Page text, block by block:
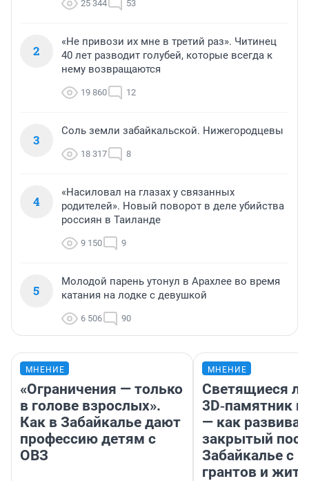
25 344 53
2
«Не привози их мне в третий раз». Читинец
40 лет разводит голубей, которые всегда к
нему возвращаются
19 860 12
3
Соль земли забайкальской. Нижегородцевы
18 317 8
4
«Насиловал на глазах у связанных
родителей». Новый поворот в деле убийства
россиян в Таиланде
9 150 9
5
Молодой парень утонул в Арахлее во время
катания на лодке с девушкой
6 506 90
МНЕНИЕ
«Ограничения — только
в голове взрослых».
Как в Забайкалье дают
профессию детям с
ОВЗ
МНЕНИЕ
Светящиеся
3D‑памятник и
— как
закрытый
Забайкалье с
грантов и